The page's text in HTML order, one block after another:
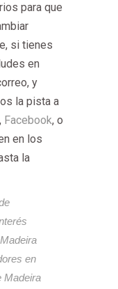
para que
si tienes
en
y
la pista a
, Facebook, o
en los
la
en
Madeira